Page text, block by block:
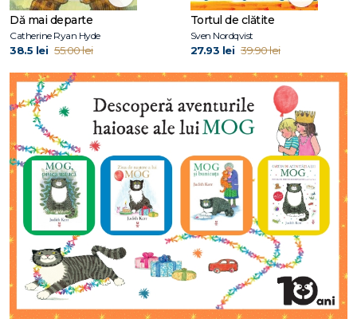
Dă mai departe
Catherine Ryan Hyde
38.5 lei 55.00 lei
Tortul de clătite
Sven Nordqvist
27.93 lei 39.90 lei